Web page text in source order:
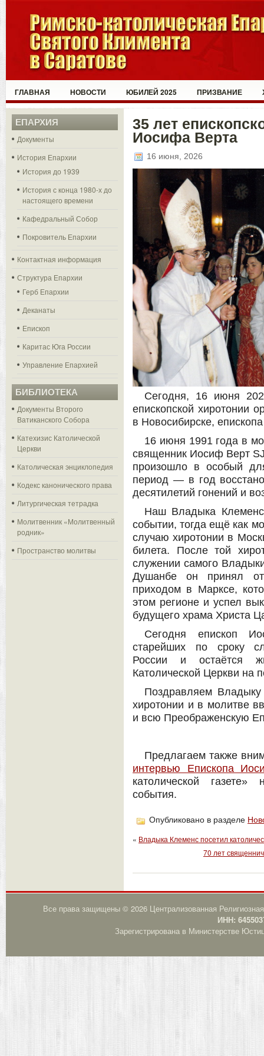
ГЛАВНАЯ НОВОСТИ ЮБИЛЕЙ 2025 ПРИЗВАНИЕ
ЕПАРХИЯ
Документы
История Епархии
История до 1939
История с конца 1980-х до
настоящего времени
Кафедральный Собор
Покровитель Епархии
Контактная информация
Структура Епархии
Герб Епархии
Деканаты
Епископ
Каритас Юга России
Управление Епархией
БИБЛИОТЕКА
Документы Второго
Ватиканского Собора
Катехизис Католической
Церкви
Католическая энциклопедия
Кодекс канонического права
Литургическая тетрадка
Молитвенник «Молитвенный
родник»
Пространство молитвы
35 лет
Иосифа Верта
16 июня, 2026
Сегодня, 16 июня
епископской хиротонии
в Новосибирске,
16 июня 1991 года в
священник Иосиф Верт
произошло в особый
период — в год
десятилетий гонений и
Наш Владыка Клеменс
событии, тогда ещё как
случаю хиротонии в
билета. После той
служении самого
Душанбе он принял от
приходом в Марксе,
этом регионе и успел
будущего храма Христа
Сегодня епископ
старейших по сроку
России и остаётся
Католической Церкви на
Поздравляем
хиротонии и в молитве
и всю Преображенскую
Предлагаем также
интервью Епископа
католической газете»
события.
Опубликовано в разделе
« Владыка Клеменс посетил
70 лет
Все права защищены © 2026 Централизованная
ИНН:
Зарегистрирована в Министерстве